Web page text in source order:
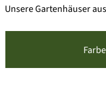
Unsere Gartenhäuser